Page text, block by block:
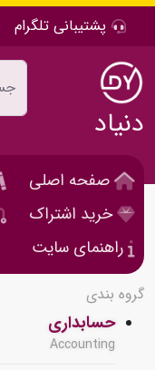
پشتیبانی تلگرام
دنیاد
صفحه اصلی
خرید اشتراک
راهنمای سایت
گروه بندی
حسابداری
Accounting